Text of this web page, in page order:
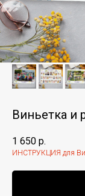
Виньетка и
1 650 р.
ИНСТРУКЦИЯ для